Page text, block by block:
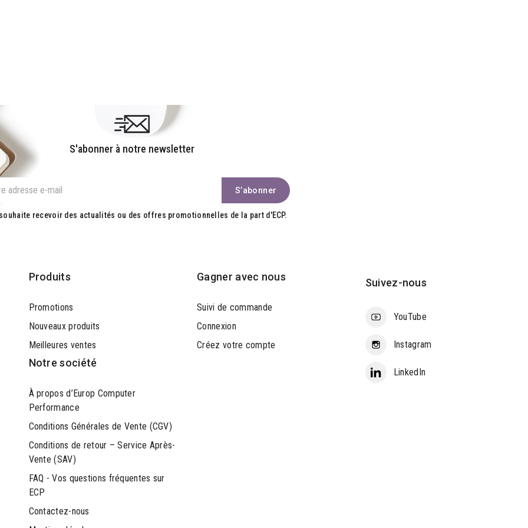
S'abonner à notre newsletter
recevoir des actualités ou des offres promotionnelles de la part d'ECP.
Produits
Promotions
Nouveaux produits
Meilleures ventes
Notre société
À propos d’Europ Computer
Performance
Conditions Générales de Vente (CGV)
Conditions de retour – Service Après-
Vente (SAV)
FAQ - Vos questions fréquentes sur
ECP
Contactez-nous
Gagner avec nous
Suivi de commande
Connexion
Créez votre compte
Suivez-nous
YouTube
Instagram
LinkedIn